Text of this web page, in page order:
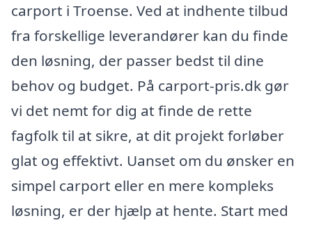
carport i Troense. Ved at indhente tilbud
fra forskellige leverandører kan du finde
den løsning, der passer bedst til dine
behov og budget. På carport-pris.dk gør
vi det nemt for dig at finde de rette
fagfolk til at sikre, at dit projekt forløber
glat og effektivt. Uanset om du ønsker en
simpel carport eller en mere kompleks
løsning, er der hjælp at hente. Start med